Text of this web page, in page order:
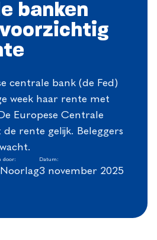
banken
centrale bank (de Fed)
week haar rente met
Europese Centrale
de rente gelijk. Beleggers
door: Datum:
3 november 2025